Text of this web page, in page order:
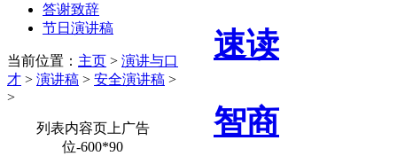
速读
智商
答谢致辞
节日演讲稿
当前位置： 主页 > 演讲与口
才 > 演讲稿 > 安全演讲稿 >
>
列表内容页上广告
位-600*90